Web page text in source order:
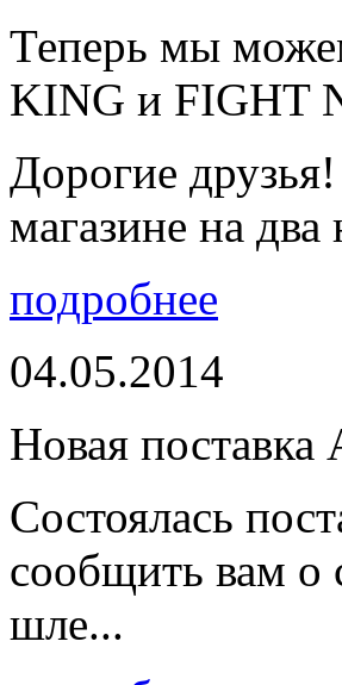
Теперь мы
KING и FIGHT
Дорогие
магазине на
подробнее
04.05.2014
Новая
Состоялась
сообщить вам о
шле...